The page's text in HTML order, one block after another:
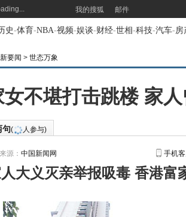
我的搜狐 邮件
史-体育-NBA-视频-娱谈-财经-世相-科技-汽车-房
要闻 > 世态万象
不堪打击跳楼 家
句( 人参与)
来源： 中国新闻网 手机
大义灭亲举报吸毒 香港富